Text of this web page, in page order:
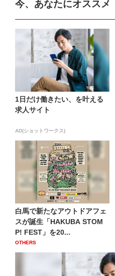
今、あなたにオススメ
1日だけ働きたい、を叶える
求人サイト
AD(ショットワークス)
白馬で新たなアウトドアフェ
スが誕生「HAKUBA STOM
P! FEST」を20...
OTHERS